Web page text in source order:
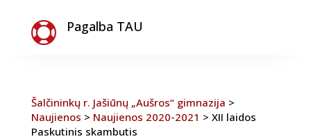
 Pagalba TAU
Šalčininkų r. Jašiūnų „Aušros“ gimnazija >
Naujienos > Naujienos 2020-2021 > XII laidos
Paskutinis skambutis